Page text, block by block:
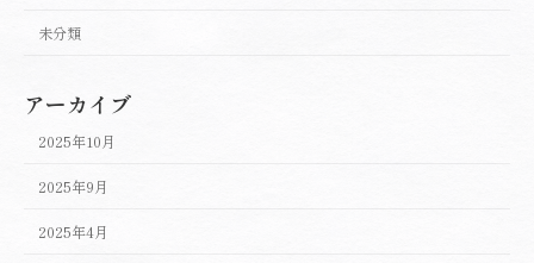
未分類
アーカイブ
2025年10月
2025年9月
2025年4月